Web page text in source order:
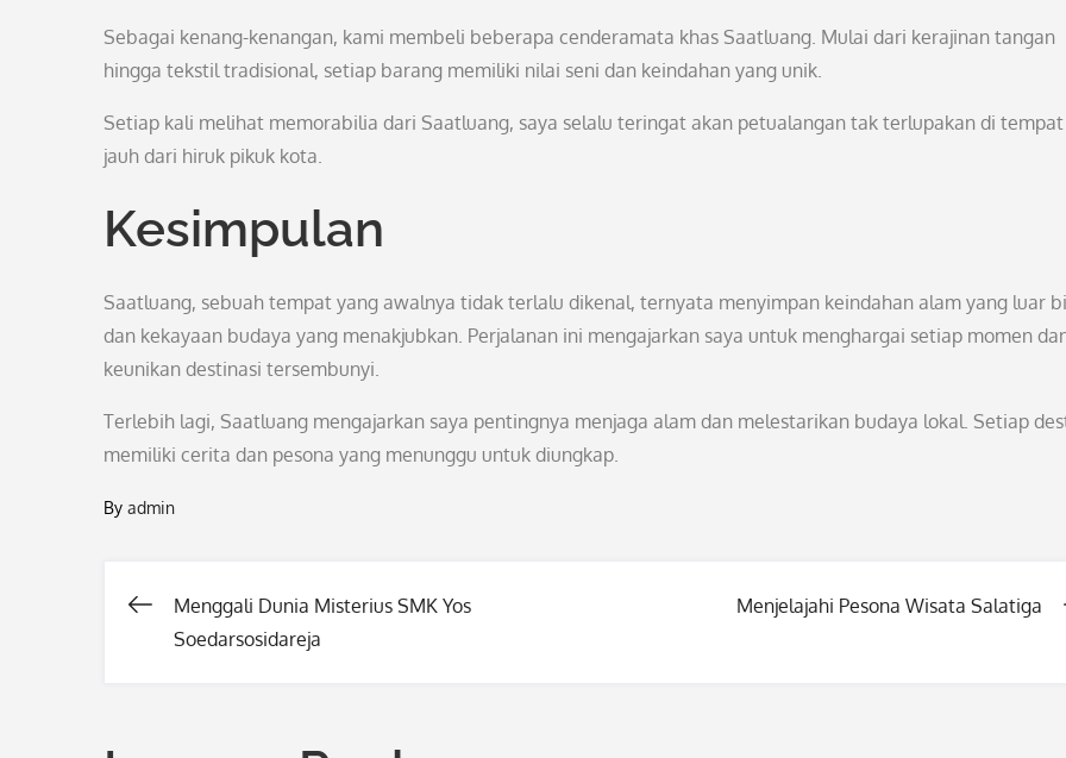
Sebagai kenang-kenangan, kami membeli beberapa cenderamata khas Saatluang. Mulai dari kerajinan tangan
hingga tekstil tradisional, setiap barang memiliki nilai seni dan keindahan yang unik.
Setiap kali melihat memorabilia dari Saatluang, saya selalu teringat akan petualangan tak terlupakan di
jauh dari hiruk pikuk kota.
Kesimpulan
Saatluang, sebuah tempat yang awalnya tidak terlalu dikenal, ternyata menyimpan keindahan alam yang luar
dan kekayaan budaya yang menakjubkan. Perjalanan ini mengajarkan saya untuk menghargai setiap momen
keunikan destinasi tersembunyi.
Terlebih lagi, Saatluang mengajarkan saya pentingnya menjaga alam dan melestarikan budaya lokal. Setiap
memiliki cerita dan pesona yang menunggu untuk diungkap.
By admin
Post
Menggali Dunia Misterius SMK Yos
Soedarsosidareja
Menjelajahi Pesona Wisata Salatiga